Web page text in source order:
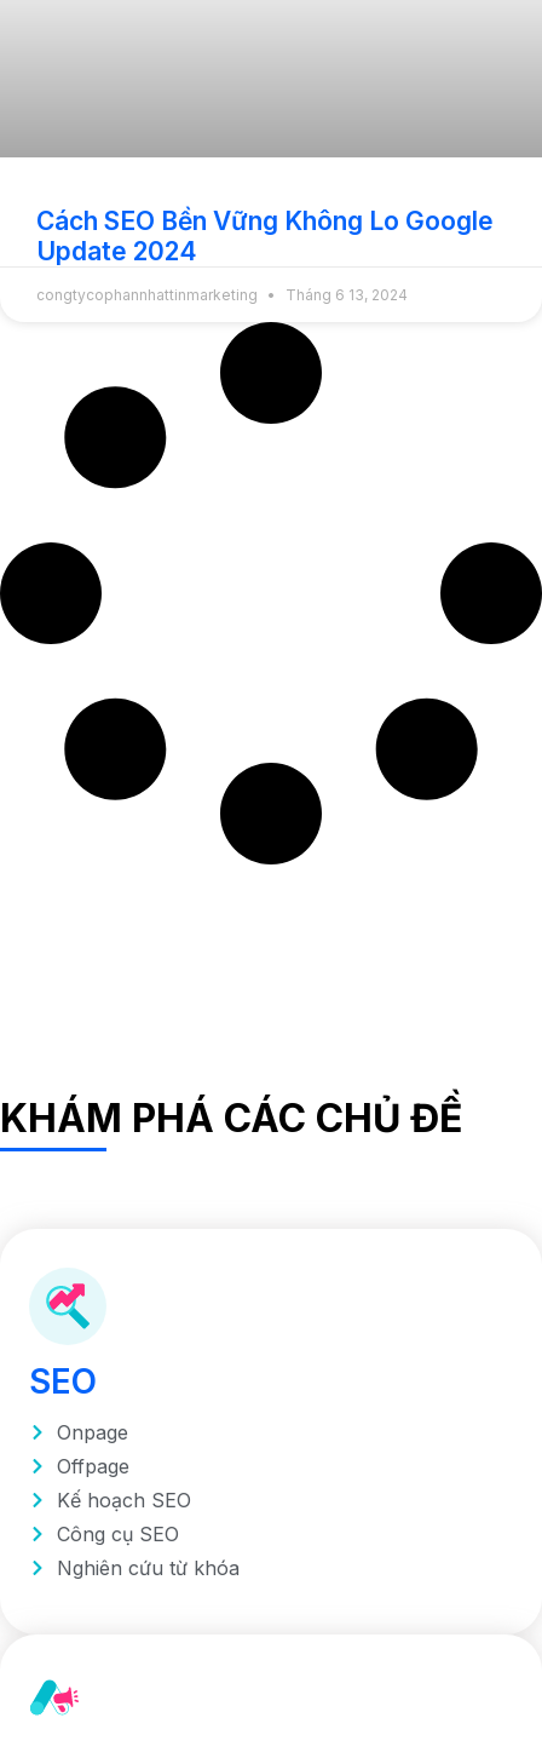
Cách SEO Bền Vững Không Lo Google
Update 2024
congtycophannhattinmarketing Tháng 6 13, 2024
KHÁM PHÁ CÁC CHỦ ĐỀ
SEO
Onpage
Offpage
Kế hoạch SEO
Công cụ SEO
Nghiên cứu từ khóa